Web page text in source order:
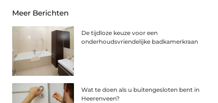
Meer Berichten
De tijdloze keuze voor een
onderhoudsvriendelijke badkamerkraan
Wat te doen als u buitengesloten bent in
Heerenveen?